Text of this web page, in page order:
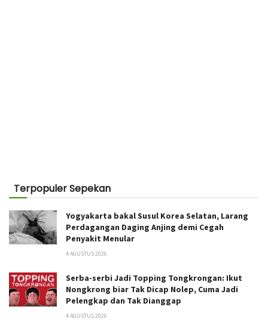
Terpopuler Sepekan
Yogyakarta bakal Susul Korea Selatan, Larang
Perdagangan Daging Anjing demi Cegah
Penyakit Menular
4 AGUSTUS 2026
Serba-serbi Jadi Topping Tongkrongan: Ikut
Nongkrong biar Tak Dicap Nolep, Cuma Jadi
Pelengkap dan Tak Dianggap
4 AGUSTUS 2026